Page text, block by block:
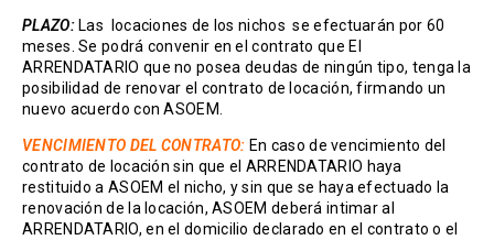
PLAZO: Las locaciones de los nichos se efectuarán por 60
meses. Se podrá convenir en el contrato que El
ARRENDATARIO que no posea deudas de ningún tipo, tenga la
posibilidad de renovar el contrato de locación, firmando un
nuevo acuerdo con ASOEM.
VENCIMIENTO DEL CONTRATO: En caso de vencimiento del
contrato de locación sin que el ARRENDATARIO haya
restituido a ASOEM el nicho, y sin que se haya efectuado la
renovación de la locación, ASOEM deberá intimar al
ARRENDATARIO, en el domicilio declarado en el contrato o el